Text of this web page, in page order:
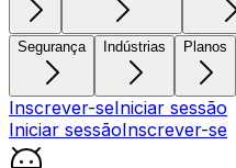
Segurança Indústrias Planos
Inscrever-seIniciar sessão
Iniciar sessãoInscrever-se